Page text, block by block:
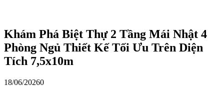
Khám Phá Biệt Thự 2 Tầng Mái Nhật 4
Phòng Ngủ Thiết Kế Tối Ưu Trên Diện
Tích 7,5x10m
18/06/20260